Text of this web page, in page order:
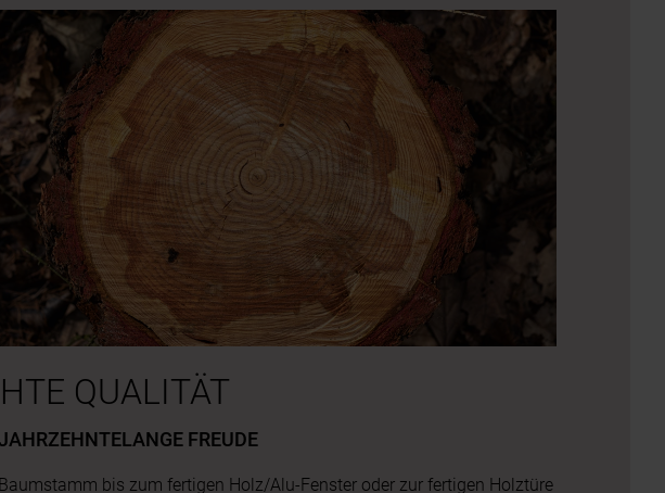
überspringen
QUALITÄT
FREUDE
bis zum fertigen Holz/Alu-Fenster oder zur fertigen Holztüre